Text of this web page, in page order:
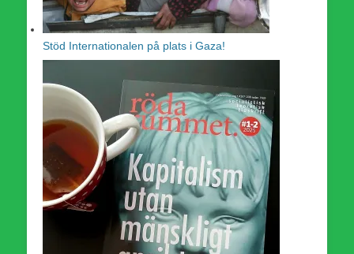
Stöd Internationalen på plats i Gaza!